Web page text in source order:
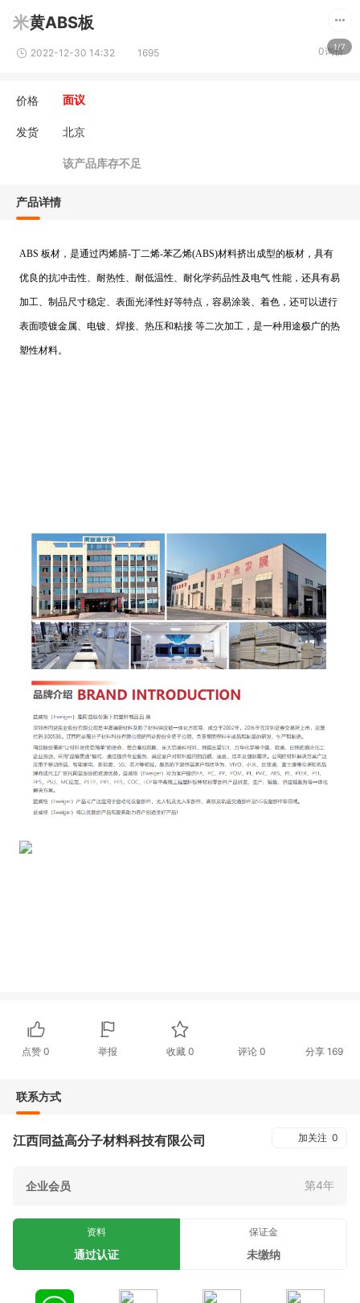
1/7
米黄ABS板
2022-12-30 14:32 1695 0询价
价格 面议
发货 北京
该产品库存不足
产品详情
ABS 板材，是通过丙烯腈-丁二烯-苯乙烯(ABS)材料挤出成型的板材，具有
优良的抗冲击性、耐热性、耐低温性、耐化学药品性及电气性能，还具有易
加工、制品尺寸稳定、表面光泽性好等特点，容易涂装、着色，还可以进行
表面喷镀金属、电镀、焊接、热压和粘接 等二次加工，是一种用途极广的热
塑性材料。
点赞0 举报 收藏 0 评论0 分享 169
联系方式
加关注 0
江西同益高分子材料科技有限公司
企业会员 第4年
资料
通过认证
保证金
未缴纳